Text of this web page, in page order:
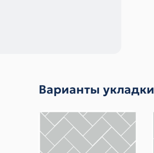
Варианты укладки